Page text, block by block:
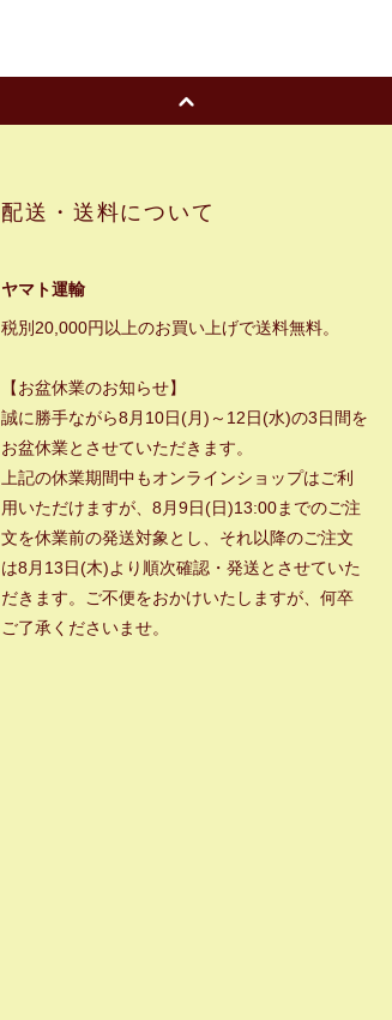
配送・送料について
ヤマト運輸
税別20,000円以上のお買い上げで送料無料。
【お盆休業のお知らせ】
誠に勝手ながら8月10日(月)～12日(水)の3日間を
お盆休業とさせていただきます。
上記の休業期間中もオンラインショップはご利
用いただけますが、8月9日(日)13:00までのご注
文を休業前の発送対象とし、それ以降のご注文
は8月13日(木)より順次確認・発送とさせていた
だきます。ご不便をおかけいたしますが、何卒
ご了承くださいませ。